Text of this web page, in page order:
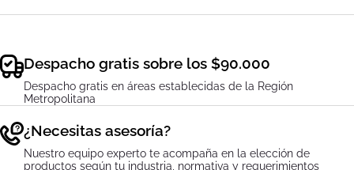
ventasweb@rac.cl
Despacho gratis sobre los $90.000
Despacho gratis en áreas establecidas de la Región
Metropolitana
¿Necesitas asesoría?
Nuestro equipo experto te acompaña en la elección de
productos según tu industria, normativa y requerimientos